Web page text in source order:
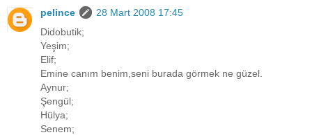
pelince
28 Mart 2008 17:45
Didobutik;
Yeşim;
Elif;
Emine canım benim,seni burada görmek ne güzel.
Aynur;
Şengül;
Hülya;
Senem;